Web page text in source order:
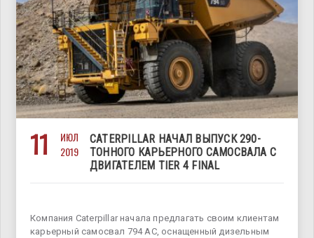
11
ИЮЛ
2019
CATERPILLAR НАЧАЛ ВЫПУСК 290-
ТОННОГО КАРЬЕРНОГО САМОСВАЛА С
ДВИГАТЕЛЕМ TIER 4 FINAL
Компания Caterpillar начала предлагать своим клиентам
карьерный самосвал 794 AC, оснащенный дизельным